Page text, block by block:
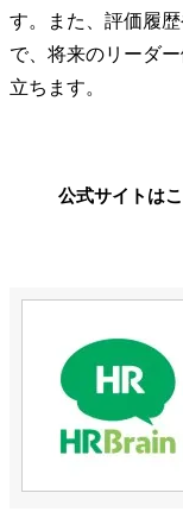
す。また、評価履
で、将来のリーダ
立ちます。
公式サイトは